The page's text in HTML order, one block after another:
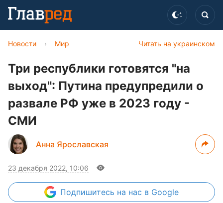
Читать на украинском
Новости › Мир
Три республики готовятся "на
выход": Путина предупредили о
развале РФ уже в 2023 году -
СМИ
Анна Ярославская
23 декабря 2022, 10:06
Подпишитесь на нас в Google